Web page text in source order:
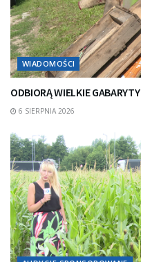
WIADOMOŚCI
ODBIORĄ WIELKIE GABARYTY
6 SIERPNIA 2026